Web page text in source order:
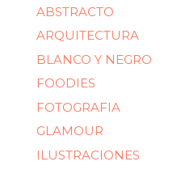
ABSTRACTO
ARQUITECTURA
BLANCO Y NEGRO
FOODIES
FOTOGRAFIA
GLAMOUR
ILUSTRACIONES